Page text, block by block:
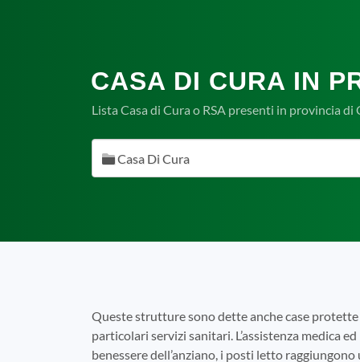
CASA DI CURA IN
Lista Casa di Cura o RSA presenti in provincia di
Casa Di Cura
Queste strutture sono dette anche case protette
particolari servizi sanitari. L’assistenza medica
benessere dell’anziano, i posti letto